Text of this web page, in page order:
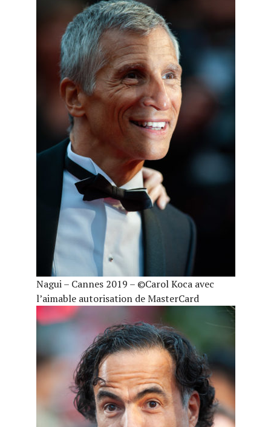
Nagui – Cannes 2019 – ©Carol Koca avec
l’aimable autorisation de MasterCard